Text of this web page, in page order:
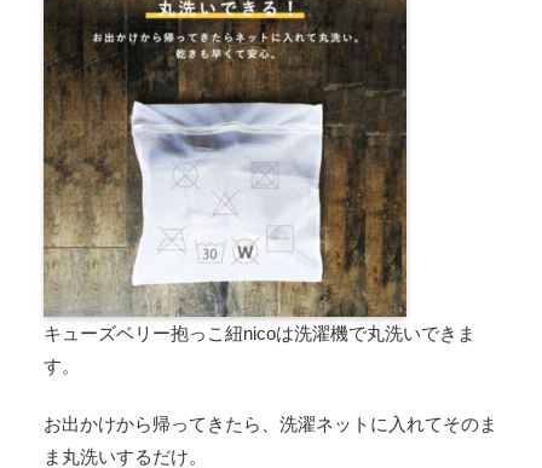
キューズベリー抱っこ紐nicoは洗濯機で丸洗いできま
す。
お出かけから帰ってきたら、洗濯ネットに入れてそのま
ま丸洗いするだけ。